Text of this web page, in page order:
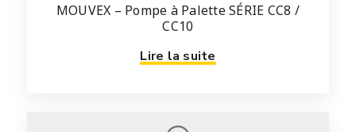
MOUVEX – Pompe à Palette SÉRIE CC8 /
CC10
Lire la suite